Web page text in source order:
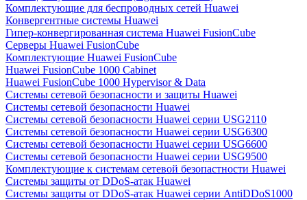
Комплектующие для беспроводных сетей Huawei
Конвергентные системы Huawei
Гипер-конвергированная система Huawei FusionCube
Серверы Huawei FusionCube
Комплектующие Huawei FusionCube
Huawei FusionCube 1000 Cabinet
Huawei FusionCube 1000 Hypervisor & Data
Системы сетевой безопасности и защиты Huawei
Системы сетевой безопасности Huawei
Системы сетевой безопасности Huawei серии USG2110
Системы сетевой безопасности Huawei серии USG6300
Системы сетевой безопасности Huawei серии USG6600
Системы сетевой безопасности Huawei серии USG9500
Комплектующие к системам сетевой безопастности Huawei
Системы защиты от DDoS-атак Huawei
Системы защиты от DDoS-атак Huawei серии AntiDDoS1000